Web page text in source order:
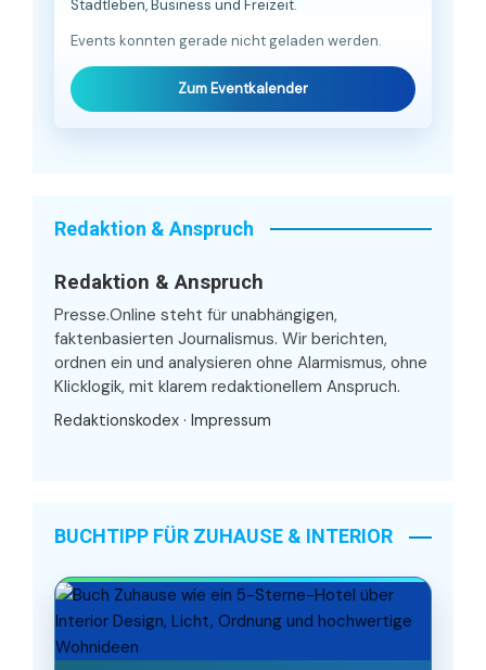
Stadtleben, Business und Freizeit.
Events konnten gerade nicht geladen werden.
Zum Eventkalender
Redaktion & Anspruch
Redaktion & Anspruch
Presse.Online steht für unabhängigen,
faktenbasierten Journalismus. Wir berichten,
ordnen ein und analysieren ohne Alarmismus, ohne
Klicklogik, mit klarem redaktionellem Anspruch.
Redaktionskodex · Impressum
BUCHTIPP FÜR ZUHAUSE & INTERIOR